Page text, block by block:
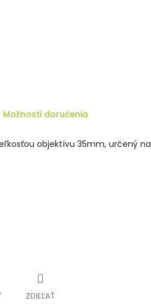
Možnosti doručenia
objektívu 35mm, určený na
ZDIEĽAŤ